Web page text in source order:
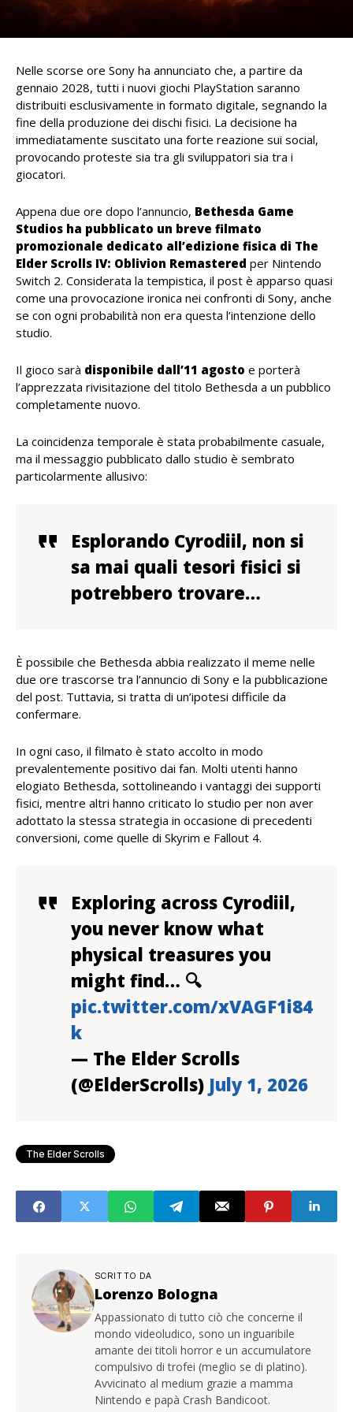
Nelle scorse ore Sony ha annunciato che, a partire da
gennaio 2028, tutti i nuovi giochi PlayStation saranno
distribuiti esclusivamente in formato digitale, segnando la
fine della produzione dei dischi fisici. La decisione ha
immediatamente suscitato una forte reazione sui social,
provocando proteste sia tra gli sviluppatori sia tra i
giocatori.
Appena due ore dopo l’annuncio, Bethesda Game
Studios ha pubblicato un breve filmato
promozionale dedicato all’edizione fisica di The
Elder Scrolls IV: Oblivion Remastered per Nintendo
Switch 2. Considerata la tempistica, il post è apparso quasi
come una provocazione ironica nei confronti di Sony, anche
se con ogni probabilità non era questa l’intenzione dello
studio.
Il gioco sarà disponibile dall’11 agosto e porterà
l’apprezzata rivisitazione del titolo Bethesda a un pubblico
completamente nuovo.
La coincidenza temporale è stata probabilmente casuale,
ma il messaggio pubblicato dallo studio è sembrato
particolarmente allusivo:
Esplorando Cyrodiil, non si
sa mai quali tesori fisici si
potrebbero trovare…
È possibile che Bethesda abbia realizzato il meme nelle
due ore trascorse tra l’annuncio di Sony e la pubblicazione
del post. Tuttavia, si tratta di un’ipotesi difficile da
confermare.
In ogni caso, il filmato è stato accolto in modo
prevalentemente positivo dai fan. Molti utenti hanno
elogiato Bethesda, sottolineando i vantaggi dei supporti
fisici, mentre altri hanno criticato lo studio per non aver
adottato la stessa strategia in occasione di precedenti
conversioni, come quelle di Skyrim e Fallout 4.
Exploring across Cyrodiil,
you never know what
physical treasures you
might find… 🔍
pic.twitter.com/xVAGF1i84
k
— The Elder Scrolls
(@ElderScrolls) July 1, 2026
The Elder Scrolls
SCRITTO DA
Lorenzo Bologna
Appassionato di tutto ciò che concerne il
mondo videoludico, sono un inguaribile
amante dei titoli horror e un accumulatore
compulsivo di trofei (meglio se di platino).
Avvicinato al medium grazie a mamma
Nintendo e papà Crash Bandicoot.